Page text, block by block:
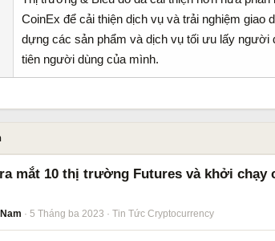
CoinEx để cải thiện dịch vụ và trải nghiệm
dựng các sản phẩm và dịch vụ tối ưu lấy
tiên người dùng của mình.
mắt 10 thị trường Futures và khởi chạy
5 Tháng ba 2023 Tin Tức Cryptocurrency